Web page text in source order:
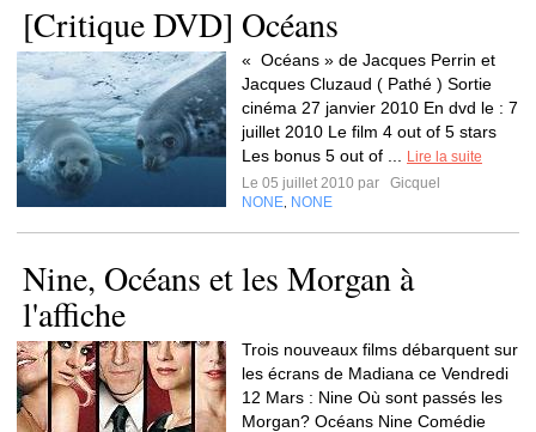
[Critique DVD] Océans
« Océans » de Jacques Perrin et
Jacques Cluzaud ( Pathé ) Sortie
cinéma 27 janvier 2010 En dvd le : 7
juillet 2010 Le film 4 out of 5 stars
Les bonus 5 out of ...
Lire la suite
Le 05 juillet 2010 par
Gicquel
NONE NONE
Nine, Océans et les Morgan à
l'affiche
Trois nouveaux films débarquent sur
les écrans de Madiana ce Vendredi
12 Mars : Nine Où sont passés les
Morgan? Océans Nine Comédie